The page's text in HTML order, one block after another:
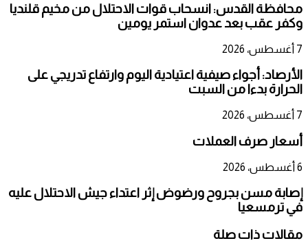
محافظة القدس: انسحاب قوات الاحتلال من مخيم قلنديا
وكفر عقب بعد عدوان استمر يومين
7 أغسطس، 2026
الأرصاد: أجواء صيفية اعتيادية اليوم وارتفاع تدريجي على
الحرارة بدءا من السبت
7 أغسطس، 2026
أسعار صرف العملات
6 أغسطس، 2026
إصابة مسن بجروح ورضوض إثر اعتداء جيش الاحتلال عليه
في ترمسعيا
مقالات ذات صلة